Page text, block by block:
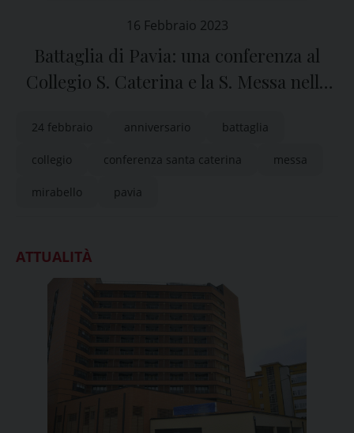
16 Febbraio 2023
Battaglia di Pavia: una conferenza al
Collegio S. Caterina e la S. Messa nella
24 febbraio anniversario battaglia
collegio conferenza santa caterina messa
mirabello pavia
ATTUALITÀ